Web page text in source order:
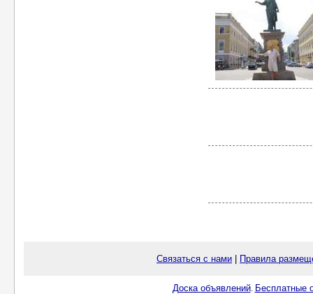
Связаться с нами Правила
Доска объявлений. Бесплатные